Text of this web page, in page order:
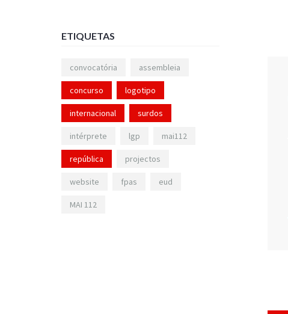
ETIQUETAS
convocatória assembleia
concurso logotipo
internacional surdos
intérprete lgp mai112
república projectos
website fpas eud
MAI 112